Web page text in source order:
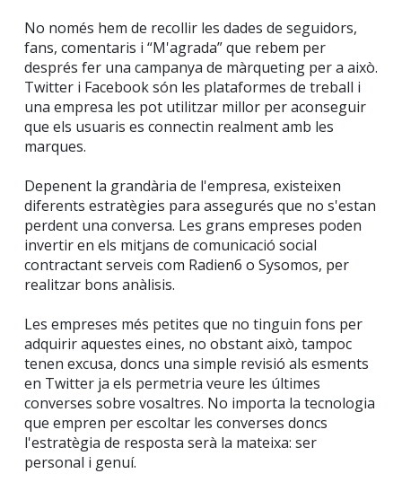
No només hem de recollir les dades de seguidors,
fans, comentaris i “M'agrada” que rebem per
després fer una campanya de màrqueting per a això.
Twitter i Facebook són les plataformes de treball i
una empresa les pot utilitzar millor per aconseguir
que els usuaris es connectin realment amb les
marques.
Depenent la grandària de l'empresa, existeixen
diferents estratègies para assegurés que no s'estan
perdent una conversa. Les grans empreses poden
invertir en els mitjans de comunicació social
contractant serveis com Radien6 o Sysomos, per
realitzar bons anàlisis.
Les empreses més petites que no tinguin fons per
adquirir aquestes eines, no obstant això, tampoc
tenen excusa, doncs una simple revisió als esments
en Twitter ja els permetria veure les últimes
converses sobre vosaltres. No importa la tecnologia
que empren per escoltar les converses doncs
l'estratègia de resposta serà la mateixa: ser
personal i genuí.